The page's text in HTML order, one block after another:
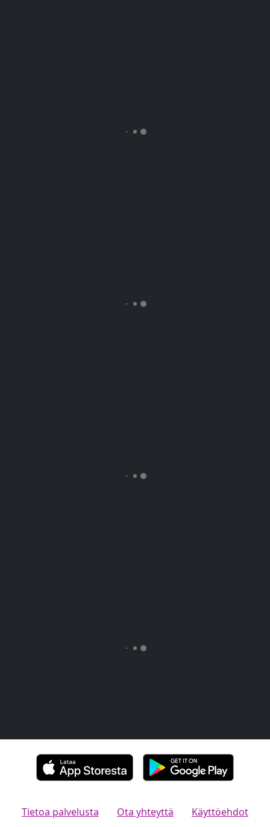
Tietoa palvelusta Ota yhteyttä Käyttöehdot